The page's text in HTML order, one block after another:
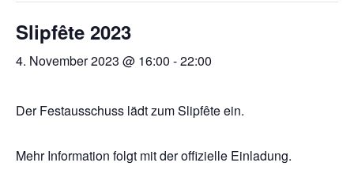
Slipfête 2023
4. November 2023 @ 16:00 -22:00
Der Festausschuss lädt zum Slipfête ein.
Mehr Information folgt mit der offizielle Einladung.